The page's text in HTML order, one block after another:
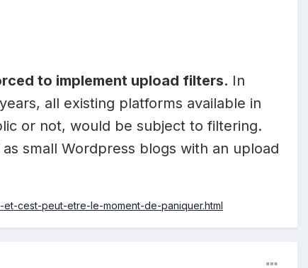
to implement upload filters. In
all existing platforms available in
or not, would be subject to filtering.
small Wordpress blogs with an upload
cest-peut-etre-le-moment-de-paniquer.html